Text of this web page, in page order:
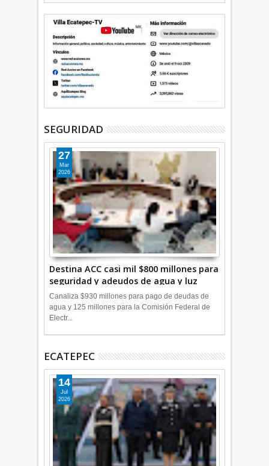
SEGURIDAD
Destina ACC casi mil $800 millones para
seguridad y adeudos de agua y luz
+Video
27
Mar
2026
Canaliza $930 millones para pago de deudas de
agua y 125 millones para la Comisión Federal de
Electr...
ECATEPEC
14
Jul
2026